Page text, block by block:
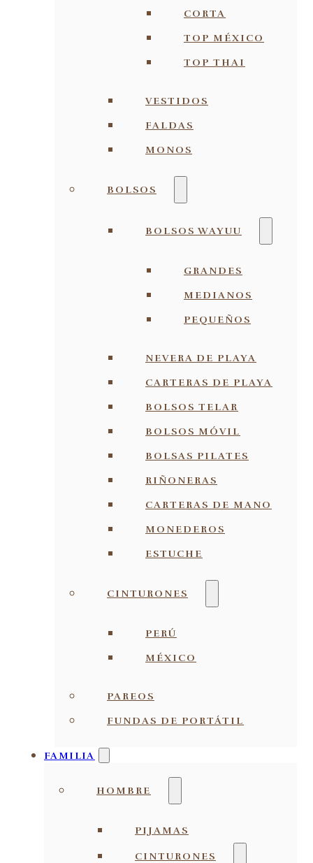
CORTA
TOP MÉXICO
TOP THAI
VESTIDOS
FALDAS
MONOS
BOLSOS
BOLSOS WAYUU
GRANDES
MEDIANOS
PEQUEÑOS
NEVERA DE PLAYA
CARTERAS DE PLAYA
BOLSOS TELAR
BOLSOS MÓVIL
BOLSAS PILATES
RIÑONERAS
CARTERAS DE MANO
MONEDEROS
ESTUCHE
CINTURONES
PERÚ
MÉXICO
PAREOS
FUNDAS DE PORTÁTIL
FAMILIA
HOMBRE
PIJAMAS
CINTURONES